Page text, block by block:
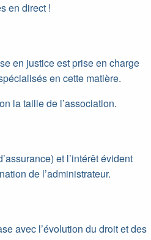
en direct !
en justice est prise en charge
en cette matière.
la taille de l’association.
et l’intérêt évident
de l’administrateur.
avec l’évolution du droit et des